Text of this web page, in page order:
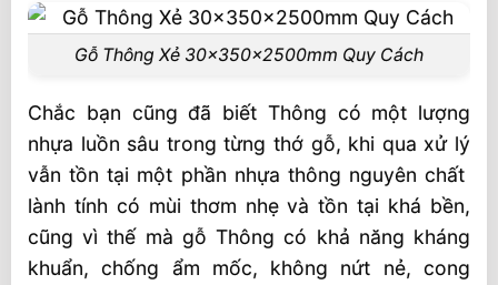
Gỗ Thông Xẻ 30x350x2500mm Quy Cách
Chắc bạn cũng đã biết Thông có một lượng
nhựa luồn sâu trong từng thớ gỗ, khi qua xử lý
vẫn tồn tại một phần nhựa thông nguyên chất
lành tính có mùi thơm nhẹ và tồn tại khá bền,
cũng vì thế mà gỗ Thông có khả năng kháng
khuẩn, chống ẩm mốc, không nứt nẻ, cong